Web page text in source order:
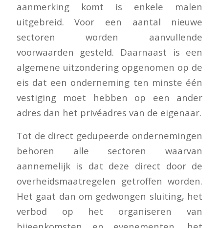
aanmerking komt is enkele malen
uitgebreid. Voor een aantal nieuwe
sectoren worden aanvullende
voorwaarden gesteld. Daarnaast is een
algemene uitzondering opgenomen op de
eis dat een onderneming ten minste één
vestiging moet hebben op een ander
adres dan het privéadres van de eigenaar.
Tot de direct gedupeerde ondernemingen
behoren alle sectoren waarvan
aannemelijk is dat deze direct door de
overheidsmaatregelen getroffen worden.
Het gaat dan om gedwongen sluiting, het
verbod op het organiseren van